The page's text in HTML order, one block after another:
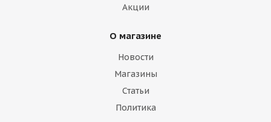
Акции
О магазине
Новости
Магазины
Статьи
Политика